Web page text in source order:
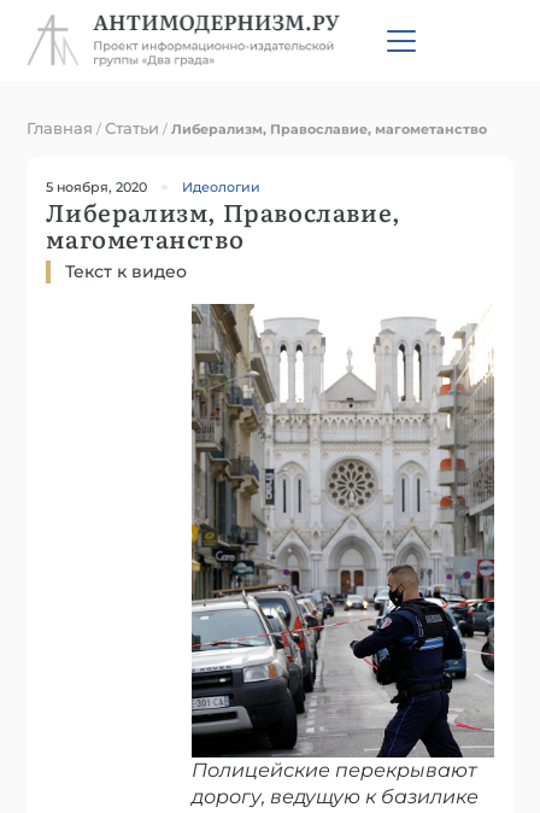
Главная /Статьи /Либерализм, Православие, магометанство
5 ноября, 2020 Идеологии
Либерализм, Православие,
магометанство
Текст к видео
Полицейские перекрывают
дорогу, ведущую к базилике